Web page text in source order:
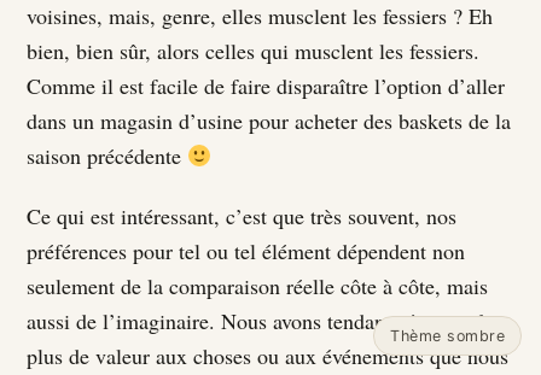
voisines, mais, genre, elles musclent les fessiers ? Eh
bien, bien sûr, alors celles qui musclent les fessiers.
Comme il est facile de faire disparaître l’option d’aller
dans un magasin d’usine pour acheter des baskets de la
saison précédente
Ce qui est intéressant, c’est que très souvent, nos
préférences pour tel ou tel élément dépendent non
seulement de la comparaison réelle côte à côte, mais
aussi de l’imaginaire. Nous avons tendance à accorder
plus de valeur aux choses ou aux événements que nous
Thème sombre